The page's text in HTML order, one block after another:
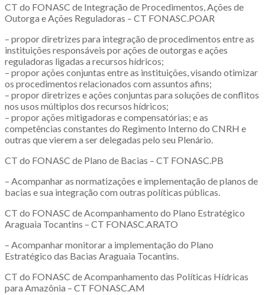
CT do FONASC de Integração de Procedimentos, Ações de
Outorga e Ações Reguladoras – CT FONASC.POAR
– propor diretrizes para integração de procedimentos entre as
instituições responsáveis por ações de outorgas e ações
reguladoras ligadas a recursos hídricos;
– propor ações conjuntas entre as instituições, visando otimizar
os procedimentos relacionados com assuntos afins;
– propor diretrizes e ações conjuntas para soluções de conflitos
nos usos múltiplos dos recursos hídricos;
– propor ações mitigadoras e compensatórias; e as
competências constantes do Regimento Interno do CNRH e
outras que vierem a ser delegadas pelo seu Plenário.
CT do FONASC de Plano de Bacias – CT FONASC.PB
– Acompanhar as normatizações e implementação de planos de
bacias e sua integração com outras políticas públicas.
CT do FONASC de Acompanhamento do Plano Estratégico
Araguaia Tocantins – CT FONASC.ARATO
– Acompanhar monitorar a implementação do Plano
Estratégico das Bacias Araguaia Tocantins.
CT do FONASC de Acompanhamento das Políticas Hídricas
para Amazônia – CT FONASC.AM